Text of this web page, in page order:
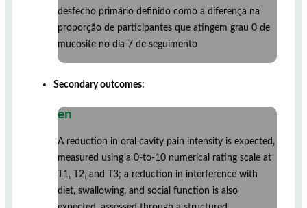
desfecho primário definido como a diferença na
proporção de participantes que atingem grau 0 de
mucosite no dia 7 de seguimento
Secondary outcomes:
en
A reduction in oral cavity pain intensity is expected,
measured using a 0-to-10 numerical rating scale at
T1, T2, and T3; a reduction in interference with
diet, swallowing, and social function is also